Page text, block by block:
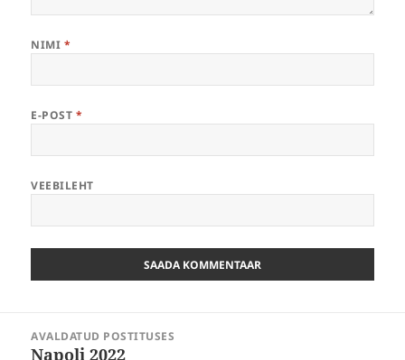
NIMI *
E-POST *
VEEBILEHT
AVALDATUD POSTITUSES
Napoli 2022